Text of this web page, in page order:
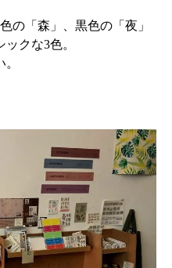
の「森」、黒色の「夜」
クな3色。